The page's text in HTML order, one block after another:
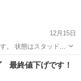
12月15日
。 状態はスタッドレ
来る方、もしくは当
県) 別途保証金5万 名
ステップワゴン
最終値下げです！